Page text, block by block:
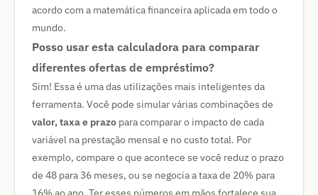
acordo com a matemática financeira aplicada em todo o
mundo.
Posso usar esta calculadora para comparar
diferentes ofertas de empréstimo?
Sim! Essa é uma das utilizações mais inteligentes da
ferramenta. Você pode simular várias combinações de
valor, taxa e prazo para comparar o impacto de cada
variável na prestação mensal e no custo total. Por
exemplo, compare o que acontece se você reduz o prazo
de 48 para 36 meses, ou se negocia a taxa de 20% para